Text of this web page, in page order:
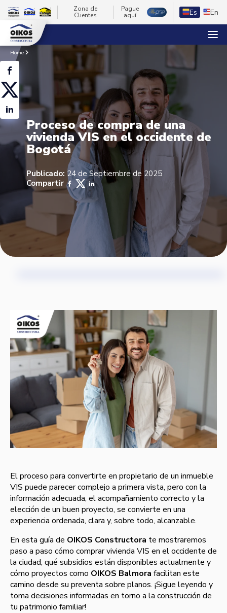
Zona de
Clientes
Pague
aquí
Es En
Home
Proceso de compra de una
vivienda VIS en el occidente de
Bogotá
Publicado: 24 de Septiembre de 2025
Compartir
El proceso para convertirte en propietario de un inmueble
VIS puede parecer complejo a primera vista, pero con la
información adecuada, el acompañamiento correcto y la
elección de un buen proyecto, se convierte en una
experiencia ordenada, clara y, sobre todo, alcanzable.
En esta guía de OIKOS Constructora te mostraremos
paso a paso cómo comprar vivienda VIS en el occidente de
la ciudad, qué subsidios están disponibles actualmente y
cómo proyectos como OIKOS Balmora facilitan este
camino desde su preventa sobre planos. ¡Sigue leyendo y
toma decisiones informadas en torno a la construcción de
tu patrimonio familiar!